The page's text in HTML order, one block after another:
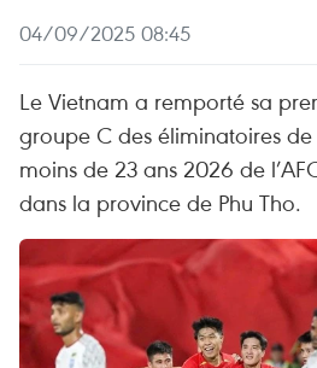
04/09/2025 08:45
Le Vietnam a remporté sa
groupe C des éliminatoires de
moins de 23 ans 2026 de
dans la province de Phu Tho.